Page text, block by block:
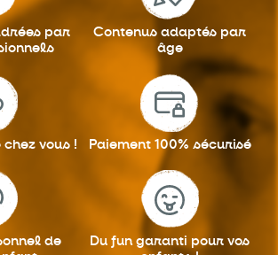
par
Contenus adaptés par
âge
chez vous ! Paiement 100% sécurisé
de
Du fun garanti pour vos